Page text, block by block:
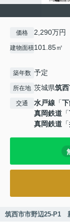
価格 2,290万円
建物面積101.85㎡
築年数 予定
所在地 茨城県筑
交通 水戸線 「
真岡鉄道 「
真岡鉄道 「
筑西市市野辺25-P1